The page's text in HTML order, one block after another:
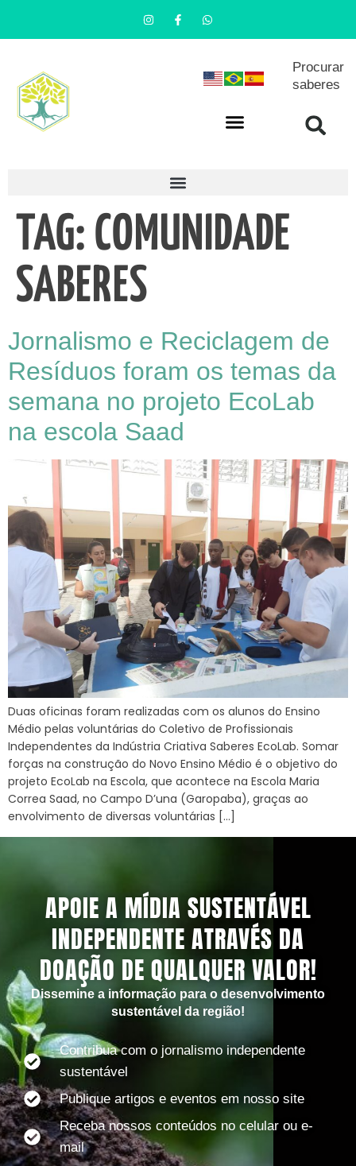
Procurar
saberes
TAG: COMUNIDADE
SABERES
Jornalismo e Reciclagem de
Resíduos foram os temas da
semana no projeto EcoLab
na escola Saad
Duas oficinas foram realizadas com os alunos do Ensino
Médio pelas voluntárias do Coletivo de Profissionais
Independentes da Indústria Criativa Saberes EcoLab. Somar
forças na construção do Novo Ensino Médio é o objetivo do
projeto EcoLab na Escola, que acontece na Escola Maria
Correa Saad, no Campo D’una (Garopaba), graças ao
envolvimento de diversas voluntárias […]
APOIE A MÍDIA SUSTENTÁVEL
INDEPENDENTE ATRAVÉS DA
DOAÇÃO DE QUALQUER VALOR!
Dissemine a informação para o desenvolvimento
sustentável da região!
Contribua com o jornalismo independente
sustentável
Publique artigos e eventos em nosso site
Receba nossos conteúdos no celular ou e-
mail